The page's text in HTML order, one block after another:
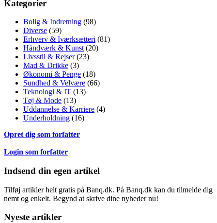
Kategorier
Bolig & Indretning (98)
Diverse (59)
Erhverv & Iværksætteri (81)
Håndværk & Kunst (20)
Livsstil & Rejser(23)
Mad & Drikke (3)
Økonomi & Penge (18)
Sundhed & Velvære (66)
Teknologi & IT (13)
Tøj & Mode (13)
Uddannelse & Karriere (4)
Underholdning (16)
Opret dig som forfatter
Login som forfatter
Indsend din egen artikel
Tilføj artikler helt gratis på Banq.dk. På Banq.dk kan du tilmelde dig
nemt og enkelt. Begynd at skrive dine nyheder nu!
Nyeste artikler